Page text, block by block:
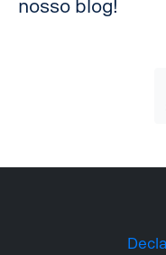
nosso blog!